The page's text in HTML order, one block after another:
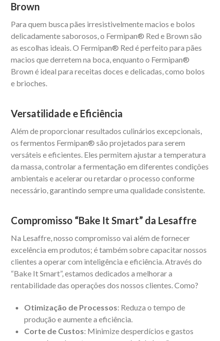
Brown
Para quem busca pães irresistivelmente macios e bolos
delicadamente saborosos, o Fermipan® Red e Brown são
as escolhas ideais. O Fermipan® Red é perfeito para pães
macios que derretem na boca, enquanto o Fermipan®
Brown é ideal para receitas doces e delicadas, como bolos
e brioches.
Versatilidade e Eficiência
Além de proporcionar resultados culinários excepcionais,
os fermentos Fermipan® são projetados para serem
versáteis e eficientes. Eles permitem ajustar a temperatura
da massa, controlar a fermentação em diferentes condições
ambientais e acelerar ou retardar o processo conforme
necessário, garantindo sempre uma qualidade consistente.
Compromisso “Bake It Smart” da Lesaffre
Na Lesaffre, nosso compromisso vai além de fornecer
excelência em produtos; é também sobre capacitar nossos
clientes a operar com inteligência e eficiência. Através do
“Bake It Smart”, estamos dedicados a melhorar a
rentabilidade das operações dos nossos clientes. Como?
Otimização de Processos: Reduza o tempo de
produção e aumente a eficiência.
Corte de Custos: Minimize desperdícios e gastos